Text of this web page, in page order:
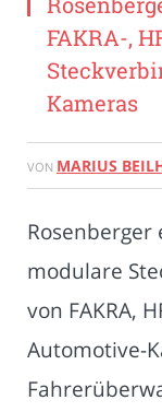
FAKRA-,
Kameras
VON MARIUS
modulare
von FAKRA,
Automotive-